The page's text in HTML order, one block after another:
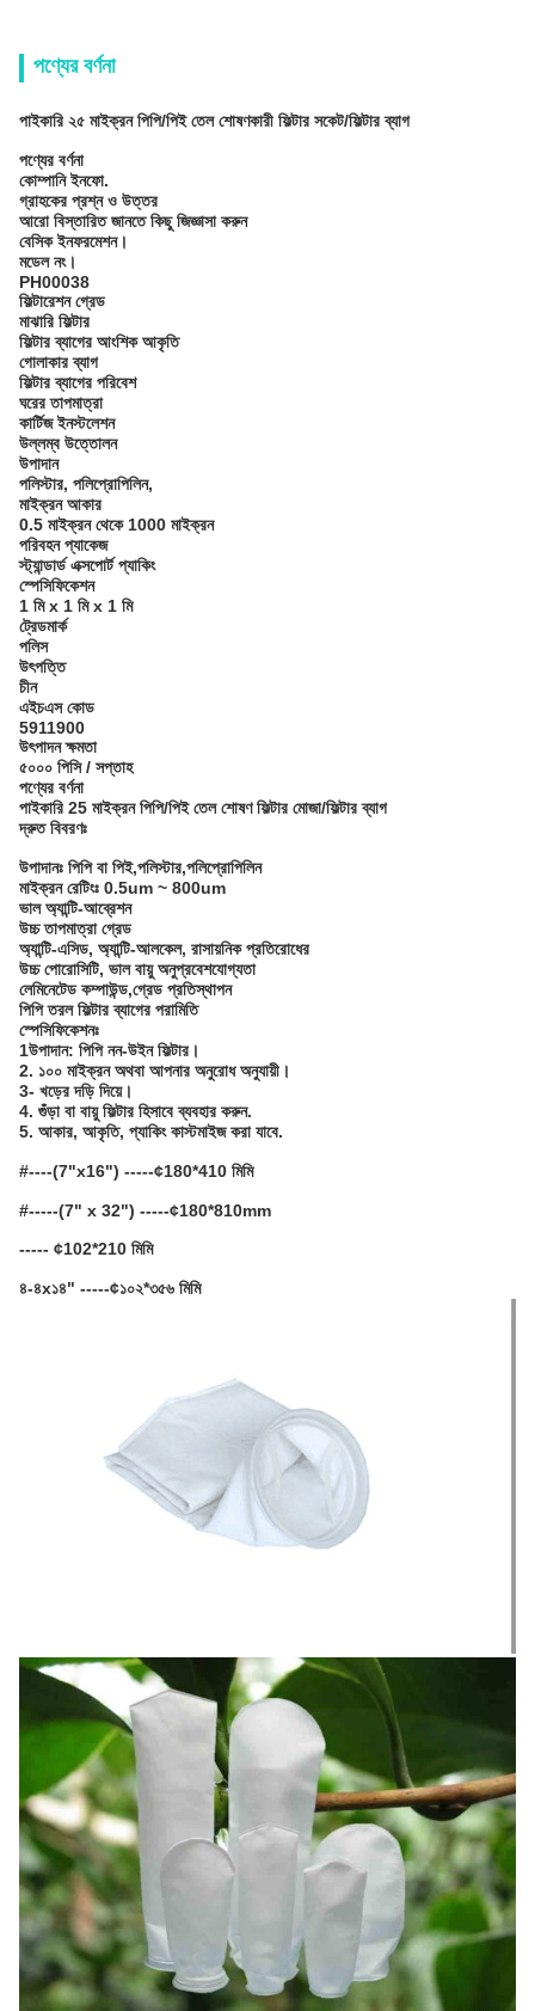
পণ্যের বর্ণনা
পাইকারি ২৫ মাইক্রন পিপি/পিই তেল শোষণকারী ফিল্টার সকেট/ফিল্টার ব্যাগ
পণ্যের বর্ণনা
কোম্পানি ইনফো.
গ্রাহকের প্রশ্ন ও উত্তর
আরো বিস্তারিত জানতে কিছু জিজ্ঞাসা করুন
বেসিক ইনফরমেশন।
মডেল নং।
PH00038
ফিল্টারেশন গ্রেড
মাঝারি ফিল্টার
ফিল্টার ব্যাগের আংশিক আকৃতি
গোলাকার ব্যাগ
ফিল্টার ব্যাগের পরিবেশ
ঘরের তাপমাত্রা
কার্টিজ ইনস্টলেশন
উল্লম্ব উত্তোলন
উপাদান
পলিস্টার, পলিপ্রোপিলিন,
মাইক্রন আকার
0.5 মাইক্রন থেকে 1000 মাইক্রন
পরিবহন প্যাকেজ
স্ট্যান্ডার্ড এক্সপোর্ট প্যাকিং
স্পেসিফিকেশন
1 মি x 1 মি x 1 মি
ট্রেডমার্ক
পলিস
উৎপত্তি
চীন
এইচএস কোড
5911900
উৎপাদন ক্ষমতা
৫০০০ পিসি / সপ্তাহ
পণ্যের বর্ণনা
পাইকারি 25 মাইক্রন পিপি/পিই তেল শোষণ ফিল্টার মোজা/ফিল্টার ব্যাগ
দ্রুত বিবরণঃ
উপাদানঃ পিপি বা পিই,পলিস্টার,পলিপ্রোপিলিন
মাইক্রন রেটিংঃ 0.5um ~ 800um
ভাল অ্যান্টি-আব্রেশন
উচ্চ তাপমাত্রা গ্রেড
অ্যান্টি-এসিড, অ্যান্টি-আলকেল, রাসায়নিক প্রতিরোধের
উচ্চ পোরোসিটি, ভাল বায়ু অনুপ্রবেশযোগ্যতা
লেমিনেটেড কম্পাউন্ড,গ্রেড প্রতিস্থাপন
পিপি তরল ফিল্টার ব্যাগের পরামিতি
স্পেসিফিকেশনঃ
1উপাদান: পিপি নন-উইন ফিল্টার।
2. ১০০ মাইক্রন অথবা আপনার অনুরোধ অনুযায়ী।
3- খড়ের দড়ি দিয়ে।
4. গুঁড়া বা বায়ু ফিল্টার হিসাবে ব্যবহার করুন.
5. আকার, আকৃতি, প্যাকিং কাস্টমাইজ করা যাবে.
#----(7"x16") -----¢180*410 মিমি
#-----(7" x 32") -----¢180*810mm
----- ¢102*210 মিমি
৪-৪x১৪" -----¢১০২*৩৫৬ মিমি